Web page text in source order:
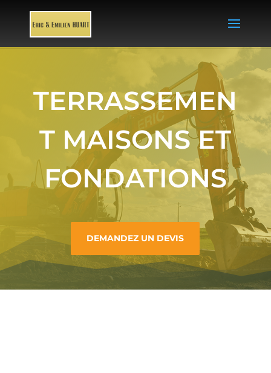
TERRASSEMEN
T MAISONS ET
FONDATIONS
DEMANDEZ UN DEVIS